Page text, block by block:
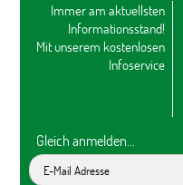
Immer am aktuellsten
Informationsstand!
Mit unserem kostenlosen
Infoservice
Gleich anmelden...